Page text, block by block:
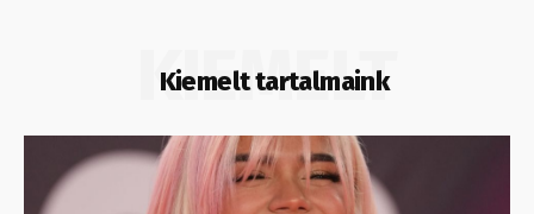
Kiemelt tartalmaink
KIEMELT